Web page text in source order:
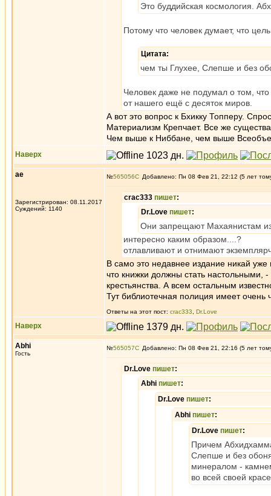
Это буддийская космология.
Потому что человек думает, что
Цитата:
чем ты Глухее, Слепше и без
Человек даже не подумал о том, что
от нашего ещё с десяток миров.
А вот это вопрос к Бхикку Топперу.
Материализм Крепчает. Все же
Чем выше к Ниббане, чем выше
Наверх
ae
Зарегистрирован: 08.11.2017
Суждений: 1140
№565056 Добавлено: Пн 08 Фев 21, 22:12 (5 лет
crac333 пишет:
Dr.Love пишет:
Они запрещают Махаянистам
интересно каким образом....?
отлавливают и отнимают
В само это недавнее издание никай
что книжки должны стать настольными,
крестьянства. А всем остальным
Тут библиотечная полиция имеет очень
Ответы на этот пост: crac333 Dr.Love
Наверх
Abhi
Гость
№565057 Добавлено: Пн 08 Фев 21, 22:16 (5 лет
Dr.Love пишет:
Abhi пишет:
Dr.Love пишет:
Abhi пишет:
Dr.Love пишет:
Причем
Слепше и без
минералом -
во всей своей